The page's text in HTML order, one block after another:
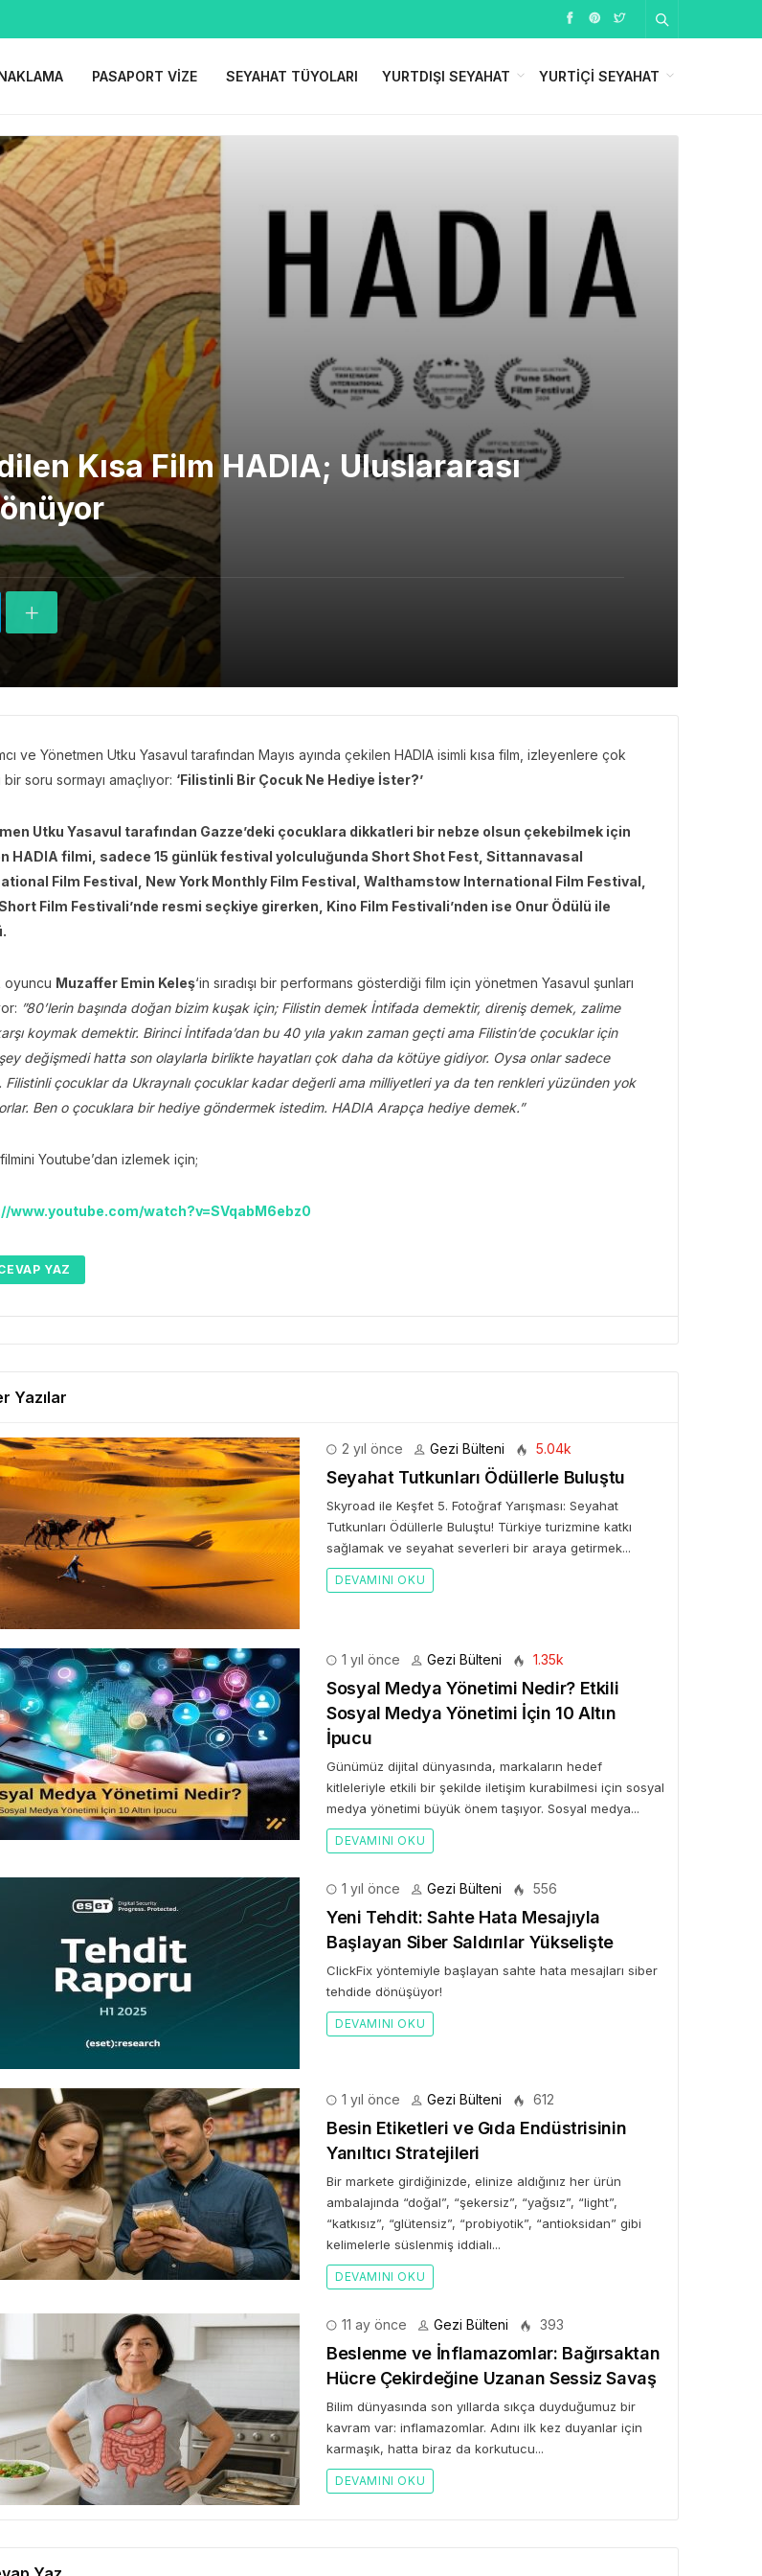
PASAPORT VIZE SEYAHAT TÜYOLARI YURTDIŞI SEYAHAT YURTIÇI SEYAHAT
Kısa Film HADIA; Uluslararası
ve Yönetmen Utku Yasavul tarafından Mayıs ayında çekilen HADIA isimli kısa film, izleyenlere çok
soru sormayı amaçlıyor: ‘Filistinli Bir Çocuk Ne Hediye İster?’
Utku Yasavul tarafından Gazze’deki çocuklara dikkatleri bir nebze olsun çekebilmek için
HADIA filmi, sadece 15 günlük festival yolculuğunda Short Shot Fest, Sittannavasal
Film Festival, New York Monthly Film Festival, Walthamstow International Film Festival,
Film Festivali’nde resmi seçkiye girerken, Kino Film Festivali’nden ise Onur Ödülü ile
oyuncu Muzaffer Emin Keleş‘in sıradışı bir performans gösterdiği film için yönetmen Yasavul şunları
”80’lerin başında doğan bizim kuşak için; Filistin demek İntifada demektir, direniş demek, zalime
koymak demektir. Birinci İntifada’dan bu 40 yıla yakın zaman geçti ama Filistin’de çocuklar için
değişmedi hatta son olaylarla birlikte hayatları çok daha da kötüye gidiyor. Oysa onlar sadece
Filistinli çocuklar da Ukraynalı çocuklar kadar değerli ama milliyetleri ya da ten renkleri yüzünden yok
Ben o çocuklara bir hediye göndermek istedim. HADIA Arapça hediye demek.”
Youtube’dan izlemek için;
www.youtube.com/watch?v=SVqabM6ebz0
YAZ
Yazılar
2 yıl önce Gezi Bülteni 5.04k
Seyahat Tutkunları Ödüllerle Buluştu
Skyroad ile Keşfet 5. Fotoğraf Yarışması: Seyahat
Tutkunları Ödüllerle Buluştu! Türkiye turizmine katkı
sağlamak ve seyahat severleri bir araya getirmek...
DEVAMINI OKU
1 yıl önce Gezi Bülteni 1.35k
Sosyal Medya Yönetimi Nedir? Etkili
Sosyal Medya Yönetimi İçin 10 Altın
İpucu
Günümüz dijital dünyasında, markaların hedef
kitleleriyle etkili bir şekilde iletişim kurabilmesi için sosyal
medya yönetimi büyük önem taşıyor. Sosyal medya...
DEVAMINI OKU
1 yıl önce Gezi Bülteni 556
Yeni Tehdit: Sahte Hata Mesajıyla
Başlayan Siber Saldırılar Yükselişte
ClickFix yöntemiyle başlayan sahte hata mesajları siber
tehdide dönüşüyor!
DEVAMINI OKU
1 yıl önce Gezi Bülteni 612
Besin Etiketleri ve Gıda Endüstrisinin
Yanıltıcı Stratejileri
Bir markete girdiğinizde, elinize aldığınız her ürün
ambalajında “doğal”, “şekersiz”, “yağsız”, “light”,
“katkısız”, “glütensiz”, “probiyotik”, “antioksidan” gibi
kelimelerle süslenmiş iddialı...
DEVAMINI OKU
11 ay önce Gezi Bülteni 393
Beslenme ve İnflamazomlar: Bağırsaktan
Hücre Çekirdeğine Uzanan Sessiz Savaş
Bilim dünyasında son yıllarda sıkça duyduğumuz bir
kavram var: inflamazomlar. Adını ilk kez duyanlar için
karmaşık, hatta biraz da korkutucu...
DEVAMINI OKU
GEZI BÜLTENI
Gezi Bülteni 1 ay önce 3.45k
Kaçamağı
Gezi Bülteni 1 ay önce
“Derken Rezervasyon!” ile
Başarı Hikâyesi